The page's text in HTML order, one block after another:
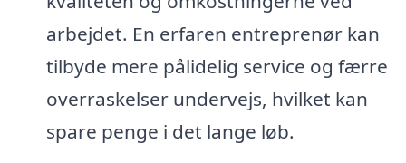
arbejdet. En erfaren entreprenør kan
tilbyde mere pålidelig service og færre
overraskelser undervejs, hvilket kan
spare penge i det lange løb.